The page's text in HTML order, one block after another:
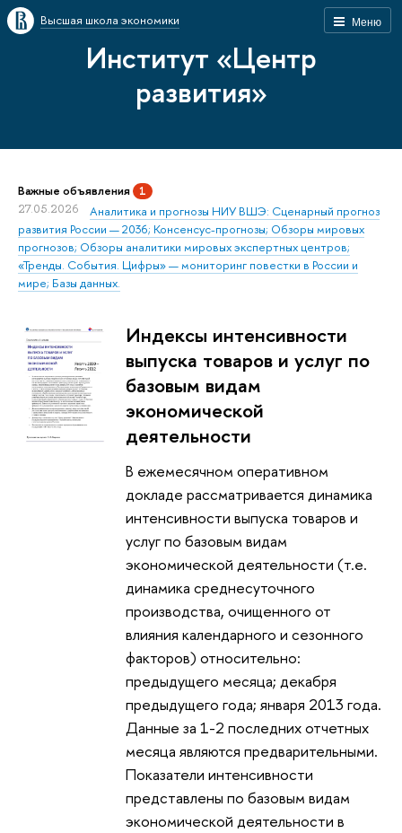
Меню
Высшая школа экономики
Институт «Центр
развития»
Важные объявления 1
27.05.2026
Аналитика и прогнозы НИУ ВШЭ: Сценарный прогноз
развития России — 2036; Консенсус-прогнозы; Обзоры мировых
прогнозов; Обзоры аналитики мировых экспертных центров;
«Тренды. События. Цифры» — мониторинг повестки в России и
мире; Базы данных.
Индексы интенсивности
выпуска товаров и услуг по
базовым видам
экономической
деятельности
В ежемесячном оперативном
докладе рассматривается динамика
интенсивности выпуска товаров и
услуг по базовым видам
экономической деятельности (т.е.
динамика среднесуточного
производства, очищенного от
влияния календарного и сезонного
факторов) относительно:
предыдущего месяца; декабря
предыдущего года; января 2013 года.
Данные за 1-2 последних отчетных
месяца являются предварительными.
Показатели интенсивности
представлены по базовым видам
экономической деятельности в